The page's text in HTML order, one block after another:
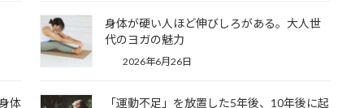
身体が硬い人ほど伸びしろがある。大人世
代のヨガの魅力
2026年6月26日
体 「運動不足」を放置した5年後、10年後に起